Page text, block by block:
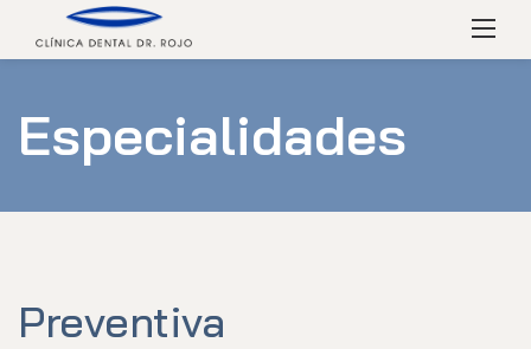
content
Menú
Especialidades
Preventiva